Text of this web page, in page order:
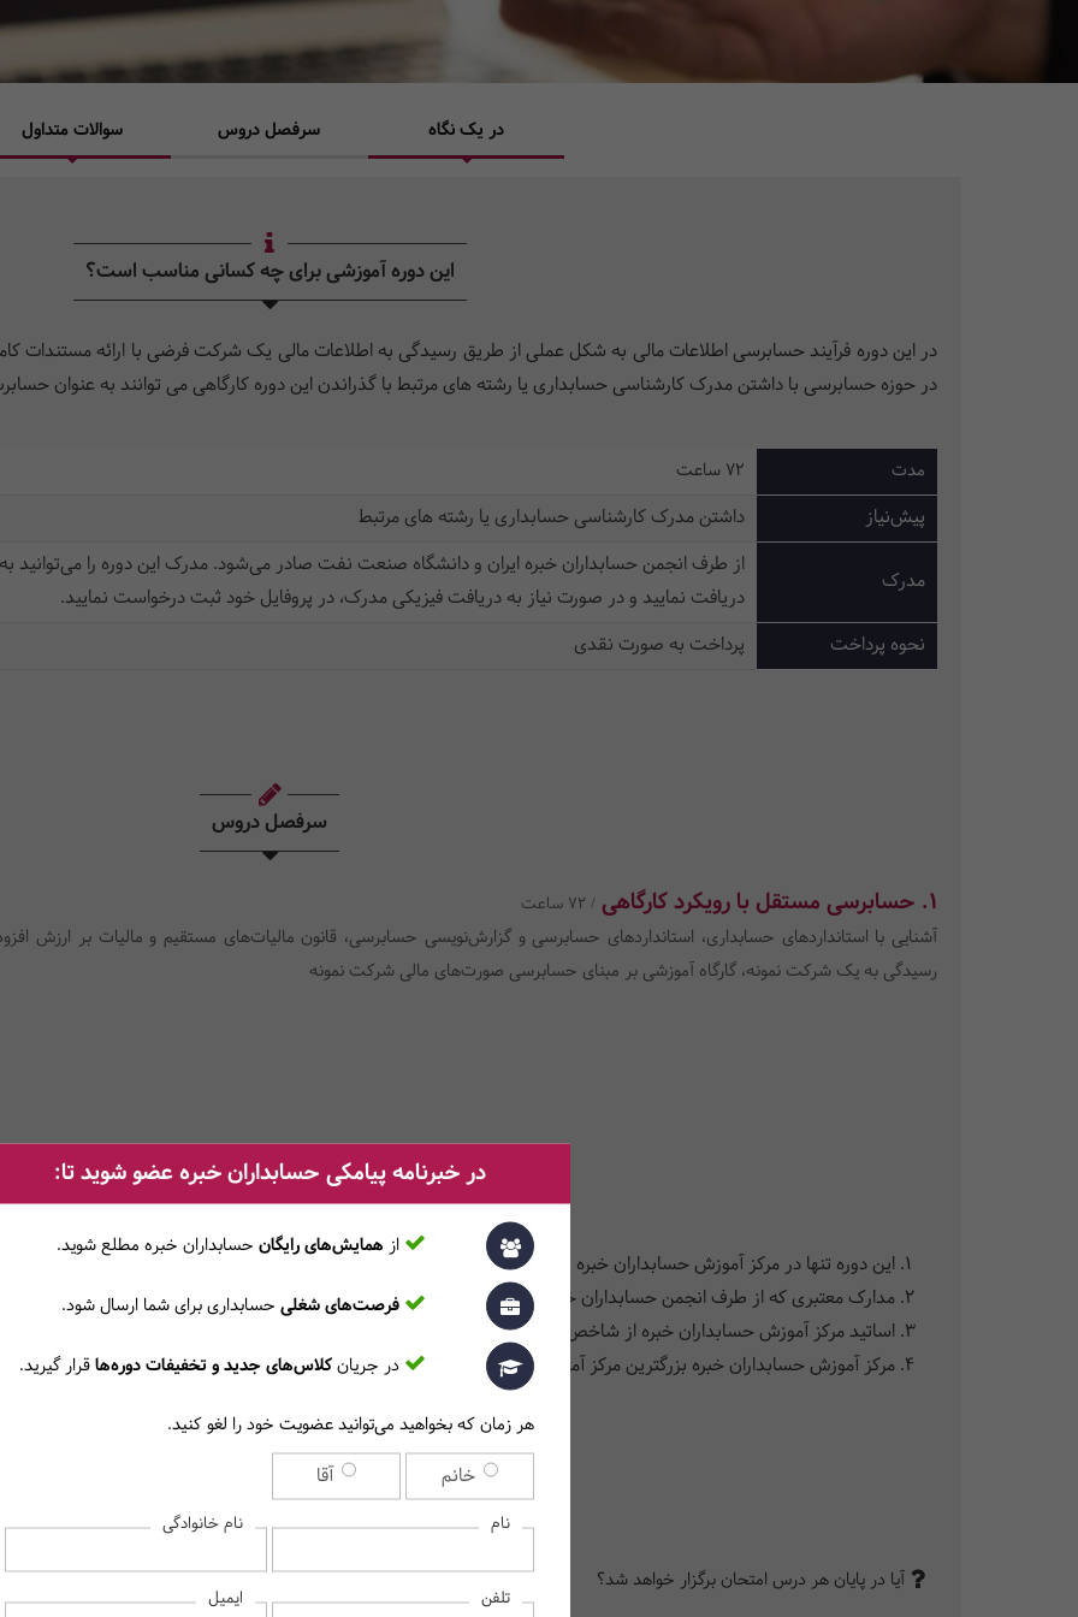
در یک نگاه سرفصل دروس سوالات متداول
این دوره آموزشی برای چه کسانی مناسب است؟
در این دوره فرآیند حسابرسی اطلاعات مالی به شکل عملی از طریق رسیدگی به اطلاعات مالی یک شرکت فرضی با ارائه مستندات
در حوزه حسابرسی با داشتن مدرک کارشناسی حسابداری یا رشته های مرتبط با گذراندن این دوره کارگاهی می توانند به عنوان
مدت 72 ساعت
پیش‌نیاز داشتن مدرک کارشناسی حسابداری یا رشته های مرتبط
مدرک
از طرف انجمن حسابداران خبره ایران و دانشگاه صنعت نفت صادر می‌شود. مدرک این دوره را می‌توانید
دریافت نمایید و در صورت نیاز به دریافت فیزیکی مدرک، در پروفایل خود ثبت‌ درخواست نمایید.
نحوه پرداخت
پرداخت به صورت نقدی
سرفصل دروس
1. حسابرسی مستقل با رویکرد کارگاهی / 72 ساعت
آشنایی با استانداردهای حسابداری، استانداردهای حسابرسی و گزارش‌نویسی حسابرسی، قانون مالیات‌های مستقیم و مالیات بر ارزش
رسیدگی به یک شرکت نمونه، گارگاه آموزشی بر مبنای حسابرسی صورت‌های مالی شرکت نمونه
چرا این دوره را در مرکز آموزش حسابداران خبره انتخاب کنیم؟
این دوره تنها در مرکز آموزش حسابداران خبره به صورت کارگاهی برگزار می‌شود.
مدارک معتبری که از طرف انجمن حسابداران خبره ایران و دانشگاه صنعت نفت صادر می‌شود.
اساتید مرکز آموزش حسابداران خبره از شاخص‌ترین اساتید ایران هستند.
مرکز آموزش حسابداران خبره بزرگترین مرکز آموزش حرفه‌ای حسابداری و مالی در ایران است.
برای دیدن پاسخ سوالات متداول، لطفا روی هر سوال کلیک کنید‎
آیا در پایان هر درس امتحان برگزار خواهد شد؟
در خبرنامه پیامکی حسابداران خبره عضو شوید تا:
از همایش‌های رایگان حسابداران خبره مطلع ‎شوید.
فرصت‌های شغلی حسابداری برای شما ارسال شود.
در جریانکلاس‌های جدید و تخفیفات دوره‌هاقرار گیرید.
هر زمان که بخواهید می‌توانید عضویت خود را لغو کنید.
خانم آقا
نام نام خانوادگی
تلفن ایمیل